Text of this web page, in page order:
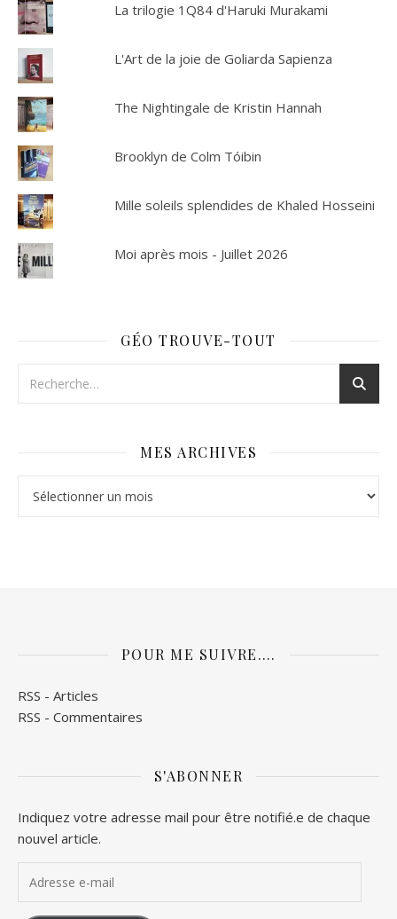
La trilogie 1Q84 d'Haruki Murakami
L'Art de la joie de Goliarda Sapienza
The Nightingale de Kristin Hannah
Brooklyn de Colm Tóibin
Mille soleils splendides de Khaled Hosseini
Moi après mois - Juillet 2026
GÉO TROUVE-TOUT
MES ARCHIVES
POUR ME SUIVRE….
RSS - Articles
RSS - Commentaires
S'ABONNER
Indiquez votre adresse mail pour être notifié.e de chaque
nouvel article.